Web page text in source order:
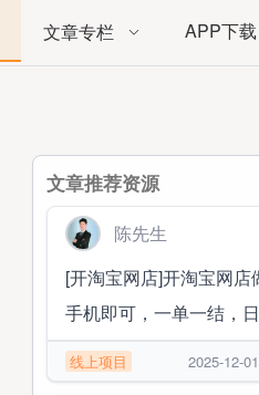
文章专栏 APP下载
文章推荐资源
陈先生
[开淘宝网店]开淘宝网
手机即可，一单一结，
线上项目 2025-12-